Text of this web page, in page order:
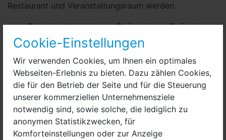
Cookie-Einstellungen
Wir verwenden Cookies, um Ihnen ein optimales
Webseiten-Erlebnis zu bieten. Dazu zählen Cookies,
die für den Betrieb der Seite und für die Steuerung
unserer kommerziellen Unternehmensziele
notwendig sind, sowie solche, die lediglich zu
anonymen Statistikzwecken, für
Komforteinstellungen oder zur Anzeige
Restaurant und Veranstaltungsraum werden.
Lokale Nachrichten Sonstige
Ferien und